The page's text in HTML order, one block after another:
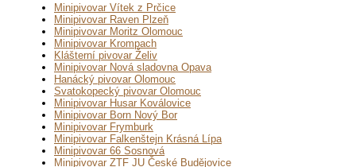
Minipivovar Vítek z Prčice
Minipivovar Raven Plzeň
Minipivovar Moritz Olomouc
Minipivovar Krompach
Klášterní pivovar Želiv
Minipivovar Nová sladovna Opava
Hanácký pivovar Olomouc
Svatokopecký pivovar Olomouc
Minipivovar Husar Koválovice
Minipivovar Born Nový Bor
Minipivovar Frymburk
Minipivovar Falkenštejn Krásná Lípa
Minipivovar 66 Sosnová
Minipivovar ZTF JU České Budějovice